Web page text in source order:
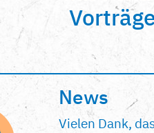
News
Vielen Dank,